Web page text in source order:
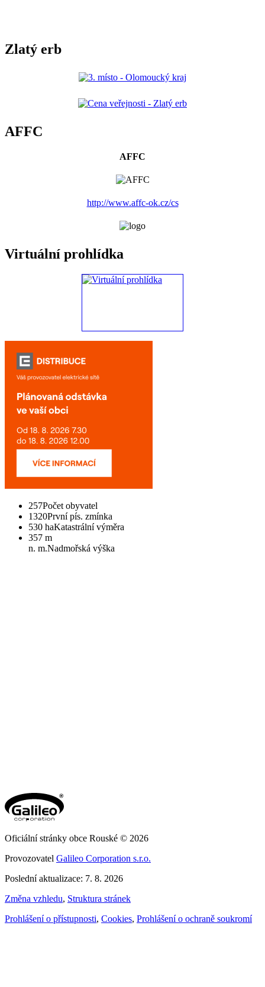
Zlatý erb
AFFC
AFFC
http://www.affc-ok.cz/cs
Virtuální prohlídka
257Počet obyvatel
1320První pís. zmínka
530 haKatastrální výměra
357 m
n. m.Nadmořská výška
Oficiální stránky obce Rouské © 2026
Provozovatel Galileo Corporation s.r.o.
Poslední aktualizace: 7. 8. 2026
Změna vzhledu, Struktura stránek
Prohlášení o přístupnosti, Cookies, Prohlášení o ochraně soukromí